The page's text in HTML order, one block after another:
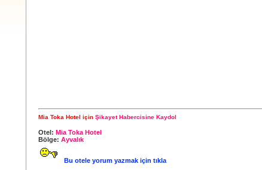
Mia Toka Hotel için Şikayet Habercisine Kaydol
Otel: Mia Toka Hotel
Bölge: Ayvalık
Bu otele yorum yazmak için tıkla